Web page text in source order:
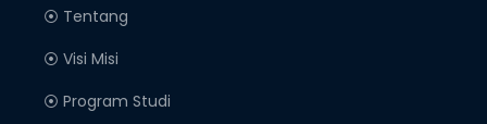
⦿ Tentang
⦿ Visi Misi
⦿ Program Studi